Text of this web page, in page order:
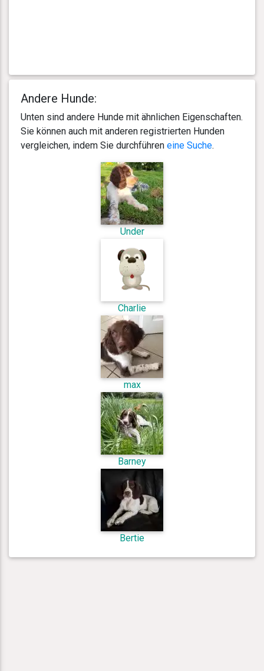
Andere Hunde:
Unten sind andere Hunde mit ähnlichen Eigenschaften.
Sie können auch mit anderen registrierten Hunden
vergleichen, indem Sie durchführen eine Suche.
Under
Charlie
max
Barney
Bertie